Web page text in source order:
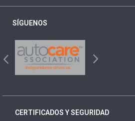
SÍGUENOS
CERTIFICADOS Y SEGURIDAD